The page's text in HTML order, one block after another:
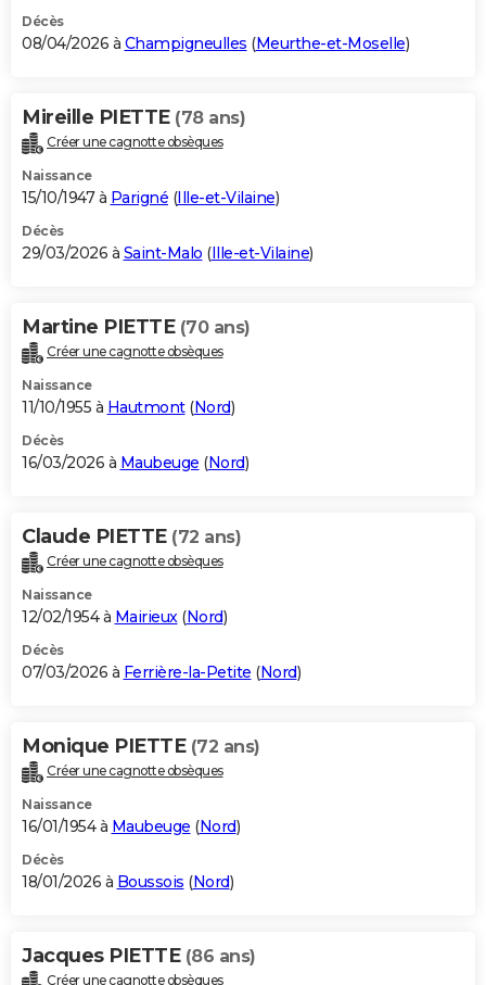
Décès
08/04/2026 à Champigneulles (Meurthe-et-Moselle)
Mireille PIETTE (78 ans)
Créer une cagnotte obsèques
Naissance
15/10/1947 à Parigné (Ille-et-Vilaine)
Décès
29/03/2026 à Saint-Malo (Ille-et-Vilaine)
Martine PIETTE (70 ans)
Créer une cagnotte obsèques
Naissance
11/10/1955 à Hautmont(Nord)
Décès
16/03/2026 à Maubeuge (Nord)
Claude PIETTE (72 ans)
Créer une cagnotte obsèques
Naissance
12/02/1954 à Mairieux(Nord)
Décès
07/03/2026 à Ferrière-la-Petite (Nord)
Monique PIETTE (72 ans)
Créer une cagnotte obsèques
Naissance
16/01/1954 à Maubeuge (Nord)
Décès
18/01/2026 à Boussois (Nord)
Jacques PIETTE (86 ans)
Créer une cagnotte obsèques